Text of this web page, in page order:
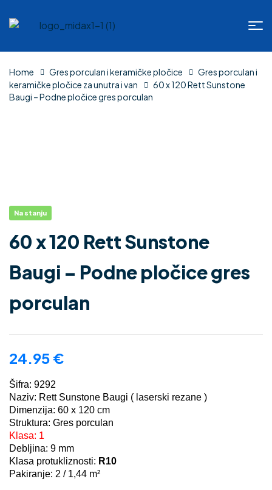
Home Gres porculan i keramičke pločice
Gres porculan i
keramičke pločice za unutra i van
60 x 120 Rett Sunstone
Baugi – Podne pločice gres porculan
Na stanju
60 x 120 Rett Sunstone
Baugi – Podne pločice gres
porculan
24.95 €
Šifra: 9292
Naziv: Rett Sunstone Baugi ( laserski rezane )
Dimenzija: 60 x 120 cm
Struktura: Gres porculan
Klasa: 1
Debljina: 9 mm
Klasa protukliznosti: R10
Pakiranje: 2 / 1,44 m²